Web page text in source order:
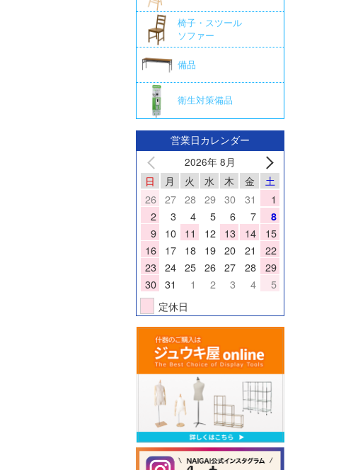
椅子・スツール
ソファー
備品
衛生対策備品
営業日カレンダー
2026年 8月
日 月 火 水 木 金
土
26 27 28 29 30 31
1
2
3 4 5 6 7 8
9 10 11 12 13 14
15
16
17 18 19 20 21
22
23 24 25 26 27 28
29
30 31 1 2 3 4
5
定休日